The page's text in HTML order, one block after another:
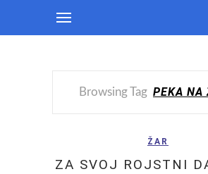
Browsing Tag PEKA NA
ŽAR
ZA SVOJ ROJSTNI